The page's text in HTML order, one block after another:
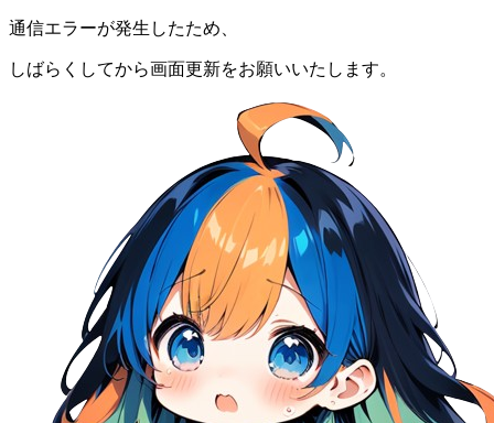
通信エラーが発生したため、
しばらくしてから画面更新をお願いいたします。